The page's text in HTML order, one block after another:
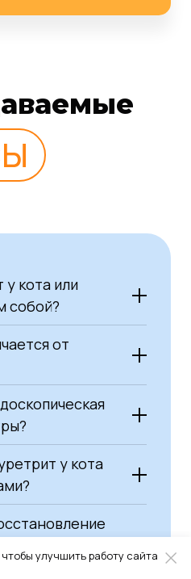
кота или
собой?
от
у кота
улучшить работу сайта